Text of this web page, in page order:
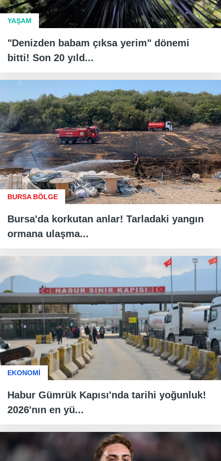
YAŞAM
"Denizden babam çıksa yerim" dönemi
bitti! Son 20 yıld...
BURSA BÖLGE
Bursa'da korkutan anlar! Tarladaki yangın
ormana ulaşma...
EKONOMİ
Habur Gümrük Kapısı'nda tarihi yoğunluk!
2026'nın en yü...